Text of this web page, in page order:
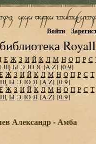
Войти
Е Ж З И Й К Л М Н О П Р С
Щ Ы Э Ю Я [A-Z] [0-9]
Ж З И Й К Л М Н О П Р С Т
Щ Ы Э Ю Я [A-Z] [0-9]
Ж З И Й К Л М Н О П Р С Т
Щ Ы Э Ю Я [A-Z] [0-9]
Александр - Амба